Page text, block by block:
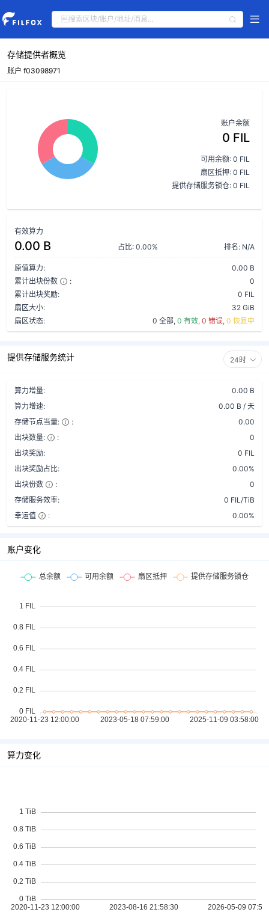
存储提供者概览
账户 f03098971
账户余额
0 FIL
可用余额: 0 FIL
扇区抵押: 0 FIL
提供存储服务锁仓: 0 FIL
有效算力
0.00 B 占比: 0.00% 排名: N/A
原值算力:
0.00 B
累计出块份数
:
0
累计出块奖励:
0 FIL
扇区大小:
32 GiB
扇区状态:
0 全部, 0 有效, 0 错误, 0 恢复中
提供存储服务统计 24时
算力增量:
0.00 B
算力增速:
0.00 B / 天
存储节点当量:
:
0.00
出块数量:
:
0
出块奖励:
0 FIL
出块奖励占比:
0.00%
出块份数
:
0
存储服务效率:
0 FIL/TiB
幸运值
: 0.00%
账户变化
算力变化